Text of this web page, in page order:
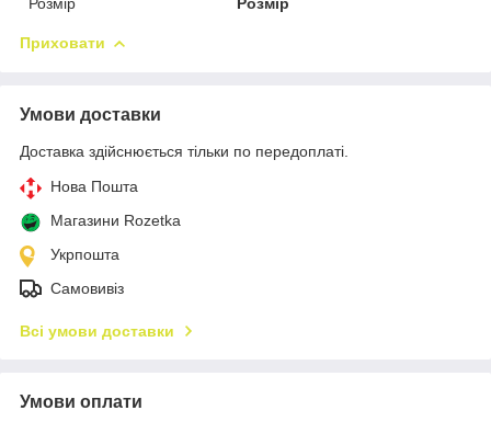
Приховати
Умови доставки
Доставка здійснюється тільки по передоплаті.
Нова Пошта
Магазини Rozetka
Укрпошта
Самовивіз
Всі умови доставки
Умови оплати